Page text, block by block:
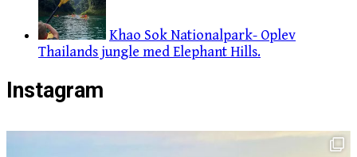
Khao Sok Nationalpark- Oplev
Thailands jungle med Elephant Hills.
Instagram